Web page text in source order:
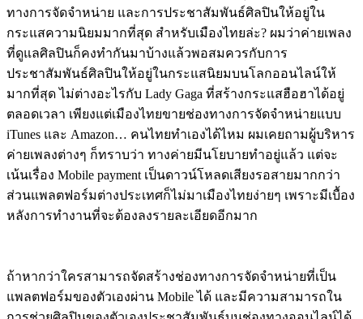
ทางการจัดจำหน่าย และการประชาสัมพันธ์ศิลปินให้อยู่ใน
กระแสความนิยมมากที่สุด สำหรับเมืองไทยล่ะ? ผมว่าค่ายเพลง
ที่ดูแลศิลปินก็คงทำกันมาบ้างแล้วพอสมควรกับการ
ประชาสัมพันธ์ศิลปินให้อยู่ในกระแสนิยมบนโลกออนไลน์ให้
มากที่สุด ไม่ต่างอะไรกับ Lady Gaga ที่สร้างกระแสฮือฮาได้อยู่
ตลอดเวลา เพียงแต่เมืองไทยขายช่องทางการจัดจำหน่ายแบบ
iTunes และ Amazon… คนไทยทำเองได้ไหม ผมเคยถามผู้บริหาร
ค่ายเพลงต่างๆ ก็ทราบว่า ทางค่ายมีนโยบายทำอยู่แล้ว แต่จะ
เน้นเรื่อง Mobile payment เป็นดาวน์โหลดเสียงรอสายมากกว่า
ส่วนแพลตฟอร์มต่างประเทศก็ไม่มาเมืองไทยง่ายๆ เพราะมีเบื้อง
หลังการทำงานที่จะต้องลงรายละเอียดอีกมาก
ถ้าหากว่าใครสามารถจัดสร้างช่องทางการจัดจำหน่ายที่เป็น
แพลตฟอร์มของตัวเองผ่าน Mobile ได้ และมีความสามารถใน